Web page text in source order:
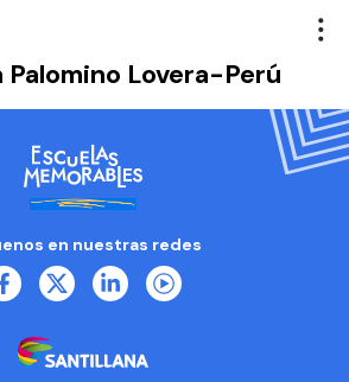
Palomino Lovera-Perú
en nuestras redes